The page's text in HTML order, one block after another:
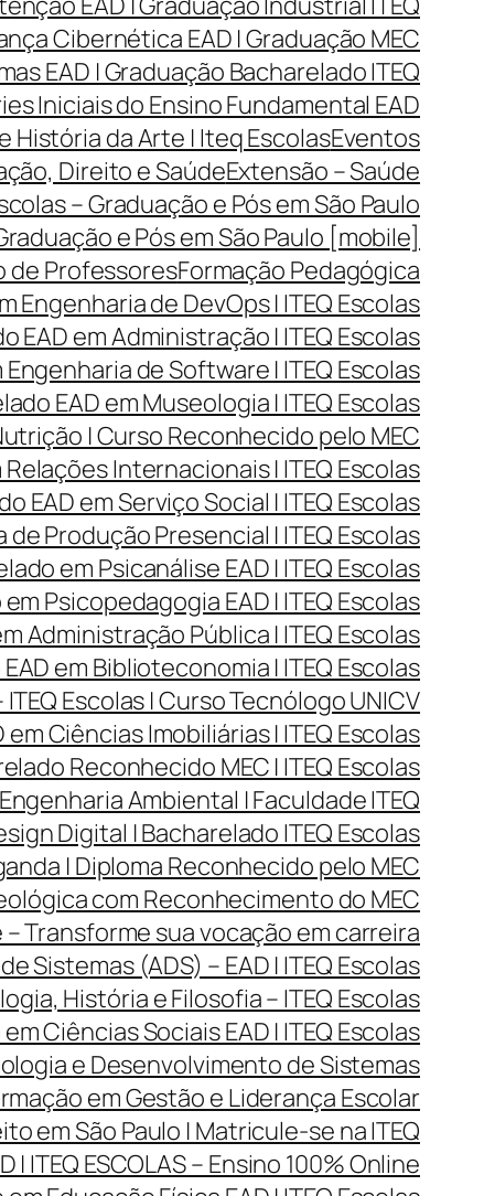
Cibernética EAD | Graduação MEC
EAD | Graduação Bacharelado ITEQ
Iniciais do Ensino Fundamental EAD
História da Arte | Iteq EscolasEventos
Direito e SaúdeExtensão – Saúde
– Graduação e Pós em São Paulo
e Pós em São Paulo [mobile]
de ProfessoresFormação Pedagógica
Engenharia de DevOps | ITEQ Escolas
EAD em Administração | ITEQ Escolas
de Software | ITEQ Escolas
EAD em Museologia | ITEQ Escolas
| Curso Reconhecido pelo MEC
Internacionais | ITEQ Escolas
EAD em Serviço Social | ITEQ Escolas
Produção Presencial | ITEQ Escolas
em Psicanálise EAD | ITEQ Escolas
Psicopedagogia EAD | ITEQ Escolas
Administração Pública | ITEQ Escolas
em Biblioteconomia | ITEQ Escolas
Escolas | Curso Tecnólogo UNICV
em Ciências Imobiliárias | ITEQ Escolas
Reconhecido MEC | ITEQ Escolas
Ambiental | Faculdade ITEQ
Digital | Bacharelado ITEQ Escolas
| Diploma Reconhecido pelo MEC
com Reconhecimento do MEC
Transforme sua vocação em carreira
Sistemas (ADS) – EAD | ITEQ Escolas
História e Filosofia – ITEQ Escolas
Ciências Sociais EAD | ITEQ Escolas
e Desenvolvimento de Sistemas
em Gestão e Liderança Escolar
em São Paulo | Matricule-se na ITEQ
ITEQ ESCOLAS – Ensino 100% Online